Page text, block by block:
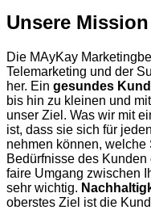
Unsere Mission
Die MAyKay
Telemarketing und der
her. Ein gesundes
bis hin zu kleinen und
unser Ziel. Was wir mit
ist, dass sie sich für
nehmen können,
Bedürfnisse des
faire Umgang zwischen
sehr wichtig.
oberstes Ziel ist die